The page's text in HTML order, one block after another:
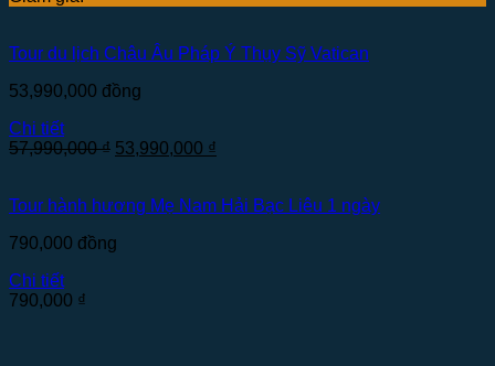
Tour du lịch Châu Âu Pháp Ý Thụy Sỹ Vatican
53,990,000 đồng
Chi tiết
57,990,000₫ 53,990,000 ₫
Tour hành hương Mẹ Nam Hải Bạc Liêu 1 ngày
790,000 đồng
Chi tiết
790,000 ₫